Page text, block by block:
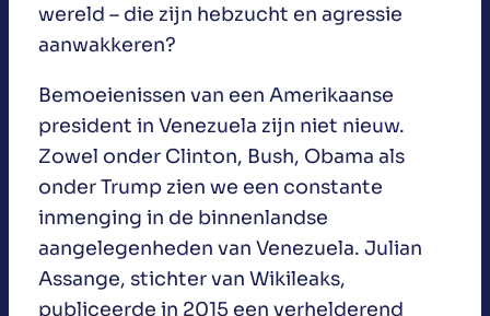
wereld – die zijn hebzucht en agressie
aanwakkeren?
Bemoeienissen van een Amerikaanse
president in Venezuela zijn niet nieuw.
Zowel onder Clinton, Bush, Obama als
onder Trump zien we een constante
inmenging in de binnenlandse
aangelegenheden van Venezuela. Julian
Assange, stichter van Wikileaks,
publiceerde in 2015 een verhelderend